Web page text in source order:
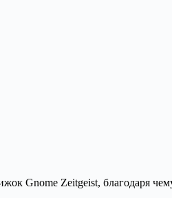
Gnome Zeitgeist, благодаря